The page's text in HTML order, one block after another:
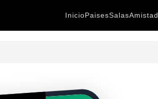
InicioPaisesSalasAmistad